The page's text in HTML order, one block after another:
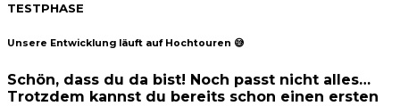
TESTPHASE
Unsere Entwicklung läuft auf Hochtouren 😅
Schön, dass du da bist! Noch passt nicht alles…
Trotzdem kannst du bereits schon einen ersten